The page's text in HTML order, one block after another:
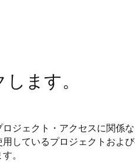
ます。
ジェクト・アクセスに関係
しているプロジェクトおよ
。